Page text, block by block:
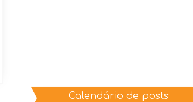
Calendário de posts